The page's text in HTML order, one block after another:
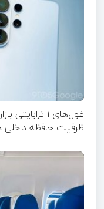
غول‌های ۱
ظرفیت حافظه داخلی در